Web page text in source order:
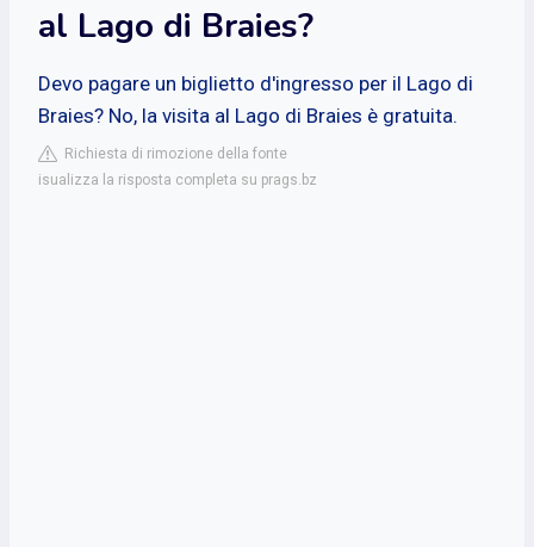
al Lago di Braies?
Devo pagare un biglietto d'ingresso per il Lago di
Braies? No, la visita al Lago di Braies è gratuita.
Richiesta di rimozione della fonte
isualizza la risposta completa su prags.bz